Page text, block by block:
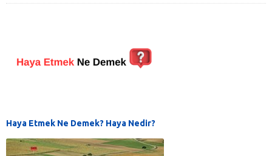
Haya Etmek Ne Demek? Haya Nedir?